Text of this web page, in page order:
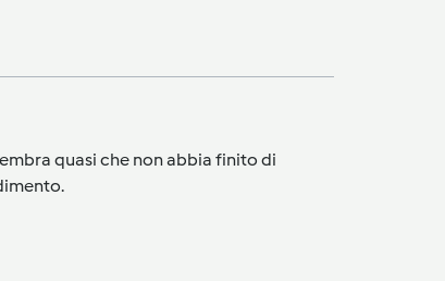
quasi che non abbia finito di